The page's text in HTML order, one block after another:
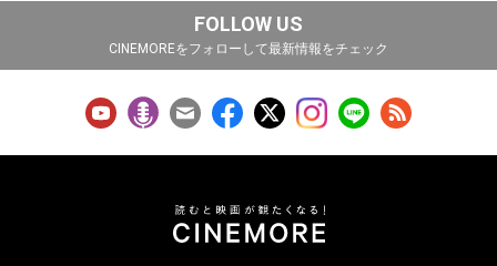
FOLLOW US
CINEMOREをフォローして最新情報をチェック